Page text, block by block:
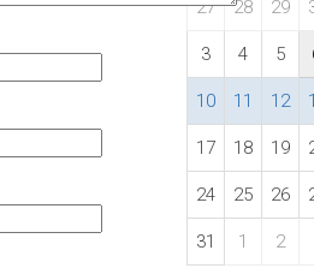
27 28 29
3 4 5
10 11 12
17 18 19
24 25 26
31 1 2